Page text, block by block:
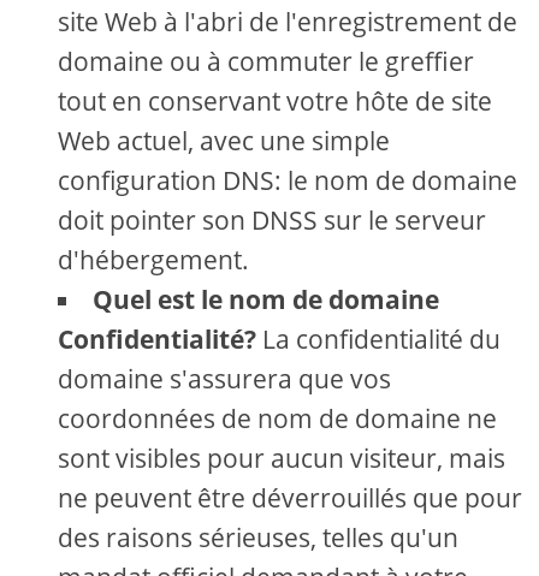
site Web à l'abri de l'enregistrement de
domaine ou à commuter le greffier
tout en conservant votre hôte de site
Web actuel, avec une simple
configuration DNS: le nom de domaine
doit pointer son DNSS sur le serveur
d'hébergement.
Quel est le nom de domaine
Confidentialité? La confidentialité du
domaine s'assurera que vos
coordonnées de nom de domaine ne
sont visibles pour aucun visiteur, mais
ne peuvent être déverrouillés que pour
des raisons sérieuses, telles qu'un